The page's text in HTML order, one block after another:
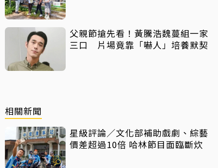
父親節搶先看！黃騰浩魏蔓組一家
三口 片場竟靠「嚇人」培養默契
相關新聞
星級評論／文化部補助戲劇、綜藝
價差超過10倍 哈林節目面臨斷炊